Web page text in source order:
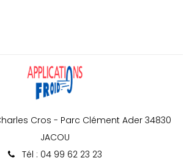
Cros - Parc Clément Ader 34830
JACOU
Tél : 04 99 62 23 23